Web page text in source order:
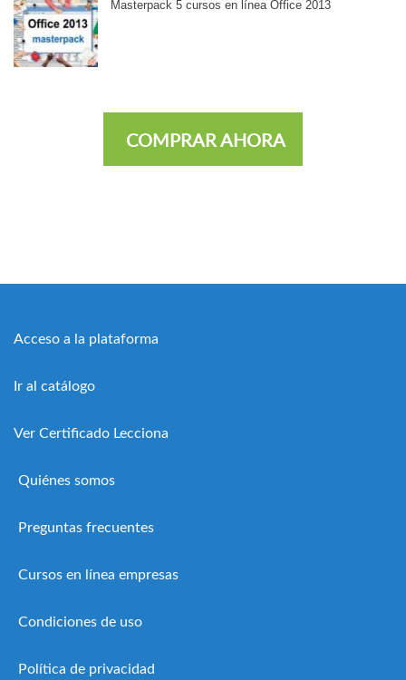
Masterpack 5 cursos en línea Office 2013
COMPRAR AHORA
Acceso a la plataforma
Ir al catálogo
Ver Certificado Lecciona
Quiénes somos
Preguntas frecuentes
Cursos en línea empresas
Condiciones de uso
Política de privacidad